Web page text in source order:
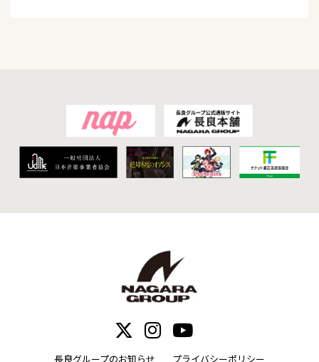
長良グループのお知らせ プライバシーポリシー